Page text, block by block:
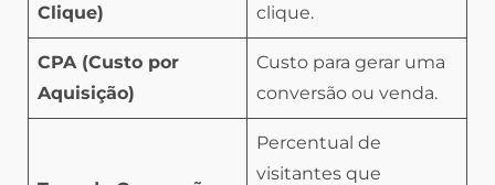
Clique)
clique.
CPA (Custo por
Aquisição)
Custo para gerar uma
conversão ou venda.
Percentual de
visitantes que